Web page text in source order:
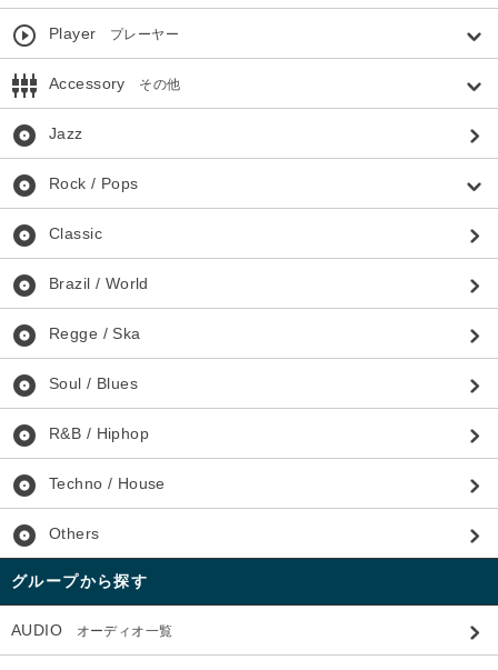
play_circle_outline Player プレーヤー
settings_input_component Accessory その他
album Jazz
album Rock / Pops
album Classic
album Brazil / World
album Regge / Ska
album Soul / Blues
album R&B / Hiphop
album Techno / House
album Others
グループから探す
AUDIO オーディオ一覧